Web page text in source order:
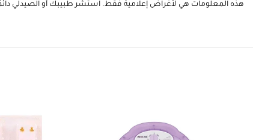
هذه المعلومات هي لأغراض إعلامية فقط. استشر طبيبك أو الصيدلي